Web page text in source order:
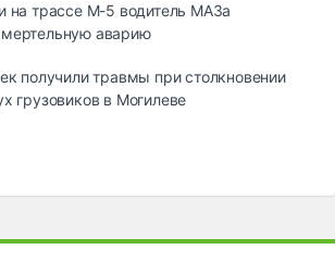
на трассе М-5 водитель МАЗа
аварию
получили травмы при столкновении
грузовиков в Могилеве